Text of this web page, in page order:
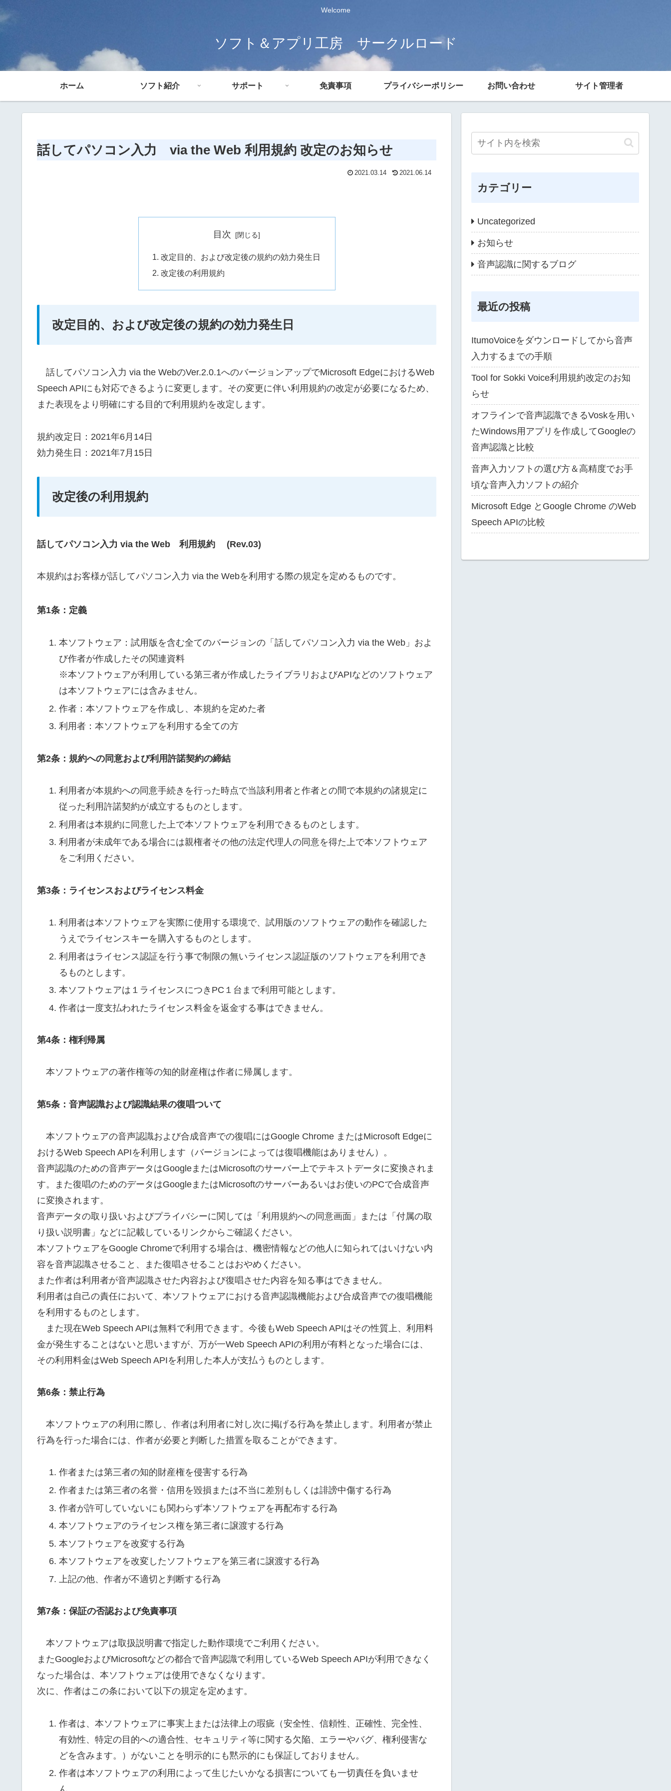
Welcome
ソフト＆アプリ工房 サークルロード
ホーム ソフト紹介 サポート 免責事項 プライバシーポリシー お問い合わせ サイト管理者
話してパソコン入力 via the Web 利用規約 改定のお知らせ
2021.03.14 2021.06.14
目次
改定目的、および改定後の規約の効力発生日
改定後の利用規約
改定目的、および改定後の規約の効力発生日
話してパソコン入力 via the WebのVer.2.0.1へのバージョンアップでMicrosoft EdgeにおけるWeb
Speech APIにも対応できるように変更します。その変更に伴い利用規約の改定が必要になるため、
また表現をより明確にする目的で利用規約を改定します。
規約改定日：2021年6月14日
効力発生日：2021年7月15日
改定後の利用規約
話してパソコン入力 via the Web 利用規約 (Rev.03)
本規約はお客様が話してパソコン入力 via the Webを利用する際の規定を定めるものです。
第1条：定義
本ソフトウェア：試用版を含む全てのバージョンの「話してパソコン入力 via the Web」およ
び作者が作成したその関連資料
※本ソフトウェアが利用している第三者が作成したライブラリおよびAPIなどのソフトウェア
は本ソフトウェアには含みません。
作者：本ソフトウェアを作成し、本規約を定めた者
利用者：本ソフトウェアを利用する全ての方
第2条：規約への同意および利用許諾契約の締結
利用者が本規約への同意手続きを行った時点で当該利用者と作者との間で本規約の諸規定に
従った利用許諾契約が成立するものとします。
利用者は本規約に同意した上で本ソフトウェアを利用できるものとします。
利用者が未成年である場合には親権者その他の法定代理人の同意を得た上で本ソフトウェア
をご利用ください。
第3条：ライセンスおよびライセンス料金
利用者は本ソフトウェアを実際に使用する環境で、試用版のソフトウェアの動作を確認した
うえでライセンスキーを購入するものとします。
利用者はライセンス認証を行う事で制限の無いライセンス認証版のソフトウェアを利用でき
るものとします。
本ソフトウェアは１ライセンスにつきPC１台まで利用可能とします。
作者は一度支払われたライセンス料金を返金する事はできません。
第4条：権利帰属
本ソフトウェアの著作権等の知的財産権は作者に帰属します。
第5条：音声認識および認識結果の復唱ついて
本ソフトウェアの音声認識および合成音声での復唱にはGoogle Chrome またはMicrosoft Edgeに
おけるWeb Speech APIを利用します（バージョンによっては復唱機能はありません）。
音声認識のための音声データはGoogleまたはMicrosoftのサーバー上でテキストデータに変換されま
す。また復唱のためのデータはGoogleまたはMicrosoftのサーバーあるいはお使いのPCで合成音声
に変換されます。
音声データの取り扱いおよびプライバシーに関しては「利用規約への同意画面」または「付属の取
り扱い説明書」などに記載しているリンクからご確認ください。
本ソフトウェアをGoogle Chromeで利用する場合は、機密情報などの他人に知られてはいけない内
容を音声認識させること、また復唱させることはおやめください。
また作者は利用者が音声認識させた内容および復唱させた内容を知る事はできません。
利用者は自己の責任において、本ソフトウェアにおける音声認識機能および合成音声での復唱機能
を利用するものとします。
また現在Web Speech APIは無料で利用できます。今後もWeb Speech APIはその性質上、利用料
金が発生することはないと思いますが、万が一Web Speech APIの利用が有料となった場合には、
その利用料金はWeb Speech APIを利用した本人が支払うものとします。
第6条：禁止行為
本ソフトウェアの利用に際し、作者は利用者に対し次に掲げる行為を禁止します。利用者が禁止
行為を行った場合には、作者が必要と判断した措置を取ることができます。
作者または第三者の知的財産権を侵害する行為
作者または第三者の名誉・信用を毀損または不当に差別もしくは誹謗中傷する行為
作者が許可していないにも関わらず本ソフトウェアを再配布する行為
本ソフトウェアのライセンス権を第三者に譲渡する行為
本ソフトウェアを改変する行為
本ソフトウェアを改変したソフトウェアを第三者に譲渡する行為
上記の他、作者が不適切と判断する行為
第7条：保証の否認および免責事項
本ソフトウェアは取扱説明書で指定した動作環境でご利用ください。
またGoogleおよびMicrosoftなどの都合で音声認識で利用しているWeb Speech APIが利用できなく
なった場合は、本ソフトウェアは使用できなくなります。
次に、作者はこの条において以下の規定を定めます。
作者は、本ソフトウェアに事実上または法律上の瑕疵（安全性、信頼性、正確性、完全性、
有効性、特定の目的への適合性、セキュリティ等に関する欠陥、エラーやバグ、権利侵害な
どを含みます。）がないことを明示的にも黙示的にも保証しておりません。
作者は本ソフトウェアの利用によって生じたいかなる損害についても一切責任を負いませ
カテゴリー
Uncategorized
お知らせ
音声認識に関するブログ
最近の投稿
ItumoVoiceをダウンロードしてから音声
入力するまでの手順
Tool for Sokki Voice利用規約改定のお知
らせ
オフラインで音声認識できるVoskを用い
たWindows用アプリを作成してGoogleの
音声認識と比較
音声入力ソフトの選び方＆高精度でお手
頃な音声入力ソフトの紹介
Microsoft Edge とGoogle Chrome のWeb
Speech APIの比較